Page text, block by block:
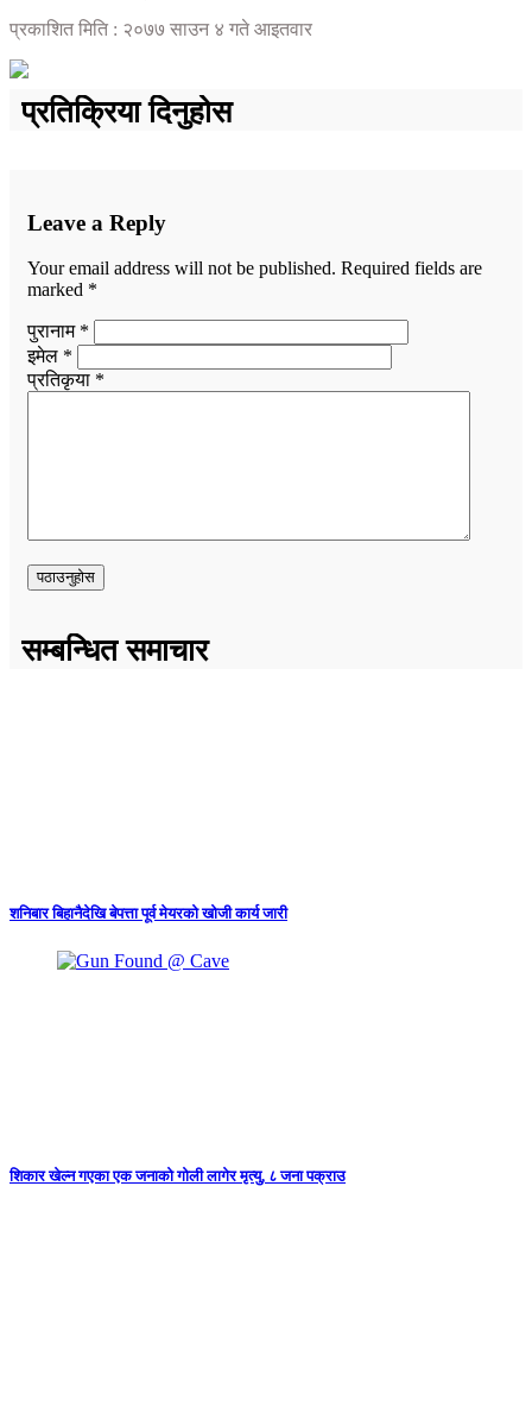
प्रकाशित मिति : २०७७ साउन ४ गते आइतवार
प्रतिक्रिया दिनुहोस
Leave a Reply
Your email address will not be published. Required fields are
marked *
पुरानाम *
इमेल *
प्रतिकृया *
सम्बन्धित समाचार
शनिबार बिहानैदेखि बेपत्ता पूर्व मेयरको खोजी कार्य जारी
शिकार खेल्न गएका एक जनाको गोली लागेर मृत्यु, ८ जना पक्राउ